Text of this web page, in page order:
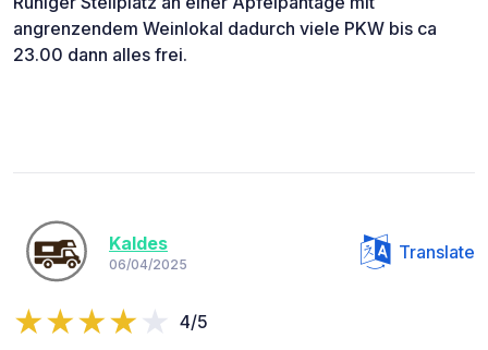
angrenzendem Weinlokal dadurch viele PKW bis ca
23.00 dann alles frei.
Kaldes
06/04/2025
Translate
4/5